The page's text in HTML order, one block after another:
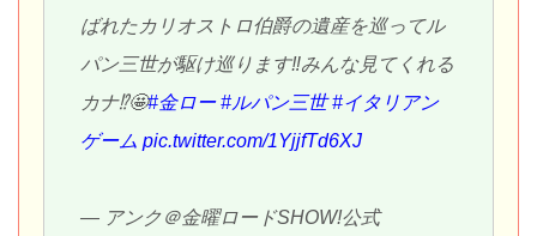
ばれたカリオストロ伯爵の遺産を巡ってル
パン三世が駆け巡ります‼️みんな見てくれる
カナ⁉️🤩#金ロー #ルパン三世 #イタリアン
ゲーム pic.twitter.com/1YjjfTd6XJ
— アンク＠金曜ロードSHOW!公式